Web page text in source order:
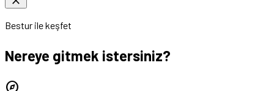
Bestur ile keşfet
Nereye gitmek istersiniz?
explore